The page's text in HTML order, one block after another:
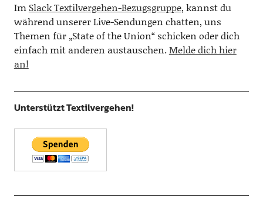
Im Slack Textilvergehen-Bezugsgruppe, kannst du
während unserer Live-Sendungen chatten, uns
Themen für „State of the Union“ schicken oder dich
einfach mit anderen austauschen.Melde dich hier
an!
Unterstützt Textilvergehen!